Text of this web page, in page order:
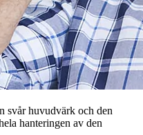
svår huvudvärk och den
hanteringen av den